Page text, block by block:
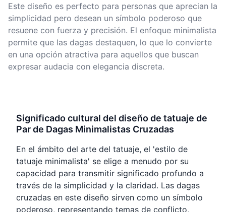
Este diseño es perfecto para personas que aprecian la
simplicidad pero desean un símbolo poderoso que
resuene con fuerza y precisión. El enfoque minimalista
permite que las dagas destaquen, lo que lo convierte
en una opción atractiva para aquellos que buscan
expresar audacia con elegancia discreta.
Significado cultural del diseño de tatuaje de
Par de Dagas Minimalistas Cruzadas
En el ámbito del arte del tatuaje, el 'estilo de
tatuaje minimalista' se elige a menudo por su
capacidad para transmitir significado profundo a
través de la simplicidad y la claridad. Las dagas
cruzadas en este diseño sirven como un símbolo
poderoso, representando temas de conflicto,